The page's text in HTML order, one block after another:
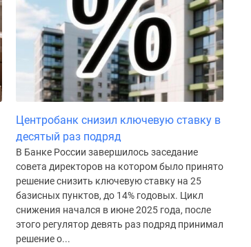
Центробанк снизил ключевую ставку в
десятый раз подряд
В Банке России завершилось заседание
совета директоров на котором было принято
решение снизить ключевую ставку на 25
базисных пунктов, до 14% годовых. Цикл
снижения начался в июне 2025 года, после
этого регулятор девять раз подряд принимал
решение о...